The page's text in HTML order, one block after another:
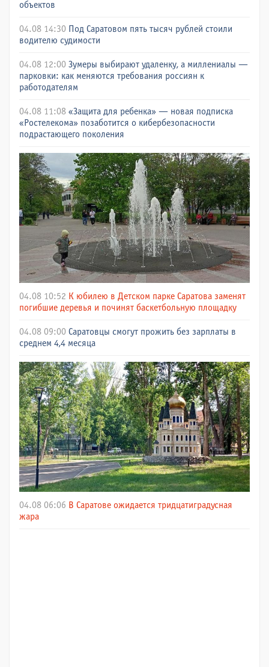
объектов
04.08 14:30 Под Саратовом пять тысяч рублей стоили
водителю судимости
04.08 12:00 Зумеры выбирают удаленку, а миллениалы —
парковки: как меняются требования россиян к
работодателям
04.08 11:08 «Защита для ребенка» — новая подписка
«Ростелекома» позаботится о кибербезопасности
подрастающего поколения
04.08 10:52 К юбилею в Детском парке Саратова заменят
погибшие деревья и починят баскетбольную площадку
04.08 09:00 Саратовцы смогут прожить без зарплаты в
среднем 4,4 месяца
04.08 06:06 В Саратове ожидается тридцатиградусная
жара